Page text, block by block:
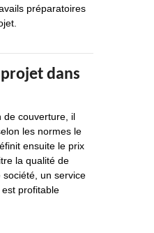
préparatoires
dans
de couverture, il
les normes le
ensuite le prix
la qualité de
société, un service
est profitable